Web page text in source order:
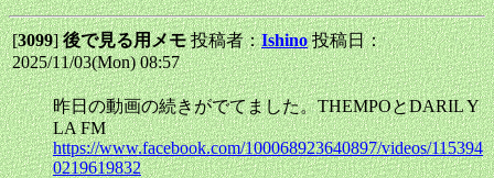
[3099]後で見る用メモ投稿者：Ishino 投稿日：
2025/11/03(Mon) 08:57
昨日の動画の続きがでてました。THEMPOとDARIL Y
LA FM
https://www.facebook.com/100068923640897/videos/115394
0219619832